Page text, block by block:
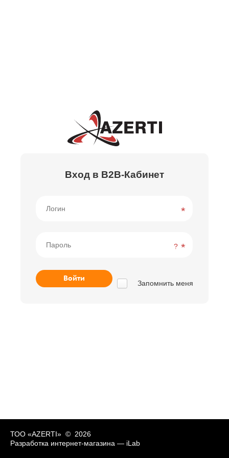
Вход в B2B-Кабинет
?
Запомнить меня
ТОО «AZERTI» © 2026
Разработка интернет-магазина — iLab